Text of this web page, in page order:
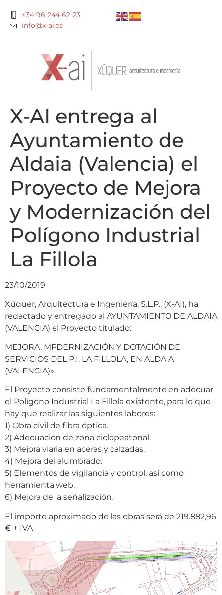
+34 96 244 62 23
info@x-ai.es
X-AI entrega al
Ayuntamiento de
Aldaia (Valencia) el
Proyecto de Mejora
y Modernización del
Polígono Industrial
La Fillola
23/10/2019
Xúquer, Arquitectura e Ingeniería, S.L.P., (X-AI), ha
redactado y entregado al AYUNTAMIENTO DE ALDAIA
(VALENCIA) el Proyecto titulado:
MEJORA, MPDERNIZACIÓN Y DOTACIÓN DE
SERVICIOS DEL P.I. LA FILLOLA, EN ALDAIA
(VALENCIA)»
El Proyecto consiste fundamentalmente en adecuar
el Polígono Industrial La Fillola existente, para lo que
hay que realizar las siguientes labores:
1) Obra civil de fibra óptica.
2) Adecuación de zona ciclopeatonal.
3) Mejora viaria en aceras y calzadas.
4) Mejora del alumbrado.
5) Elementos de vigilancia y control, así como
herramienta web.
6) Mejora de la señalización.
El importe aproximado de las obras será de 219.882,96
€ + IVA